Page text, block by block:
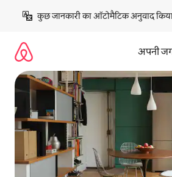
छोड़कर
कॉन्टेंट
कुछ जानकारी का ऑटोमैटिक अनुवाद
अपनी